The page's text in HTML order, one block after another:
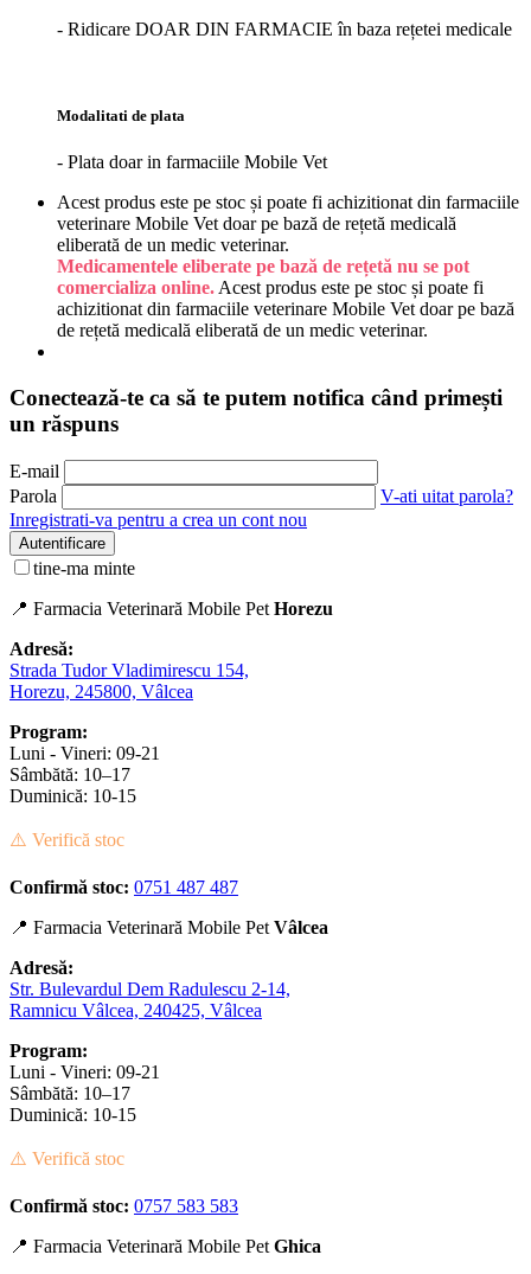
- Ridicare DOAR DIN FARMACIE în baza rețetei medicale
Modalitati de plata
- Plata doar in farmaciile Mobile Vet
Acest produs este pe stoc și poate fi achizitionat din farmaciile
veterinare Mobile Vet doar pe bază de rețetă medicală
eliberată de un medic veterinar.
Medicamentele eliberate pe bază de rețetă nu se pot
comercializa online. Acest produs este pe stoc și poate fi
achizitionat din farmaciile veterinare Mobile Vet doar pe bază
de rețetă medicală eliberată de un medic veterinar.
Conectează-te ca să te putem notifica când primești
un răspuns
E-mail
Parola
V-ati uitat parola?
Inregistrati-va pentru a crea un cont nou
Autentificare
tine-ma minte
📍 Farmacia Veterinară Mobile Pet Horezu
Adresă:
Strada Tudor Vladimirescu 154,
Horezu, 245800, Vâlcea
Program:
Luni - Vineri: 09-21
Sâmbătă: 10–17
Duminică: 10-15
⚠️ Verifică stoc
Confirmă stoc: 0751 487 487
📍 Farmacia Veterinară Mobile Pet Vâlcea
Adresă:
Str. Bulevardul Dem Radulescu 2-14,
Ramnicu Vâlcea, 240425, Vâlcea
Program:
Luni - Vineri: 09-21
Sâmbătă: 10–17
Duminică: 10-15
⚠️ Verifică stoc
Confirmă stoc: 0757 583 583
📍 Farmacia Veterinară Mobile Pet Ghica